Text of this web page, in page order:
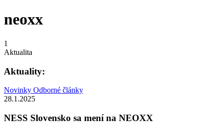
neoxx
1
Aktualita
Aktuality:
Novinky Odborné články
28.1.2025
NESS Slovensko sa mení na NEOXX